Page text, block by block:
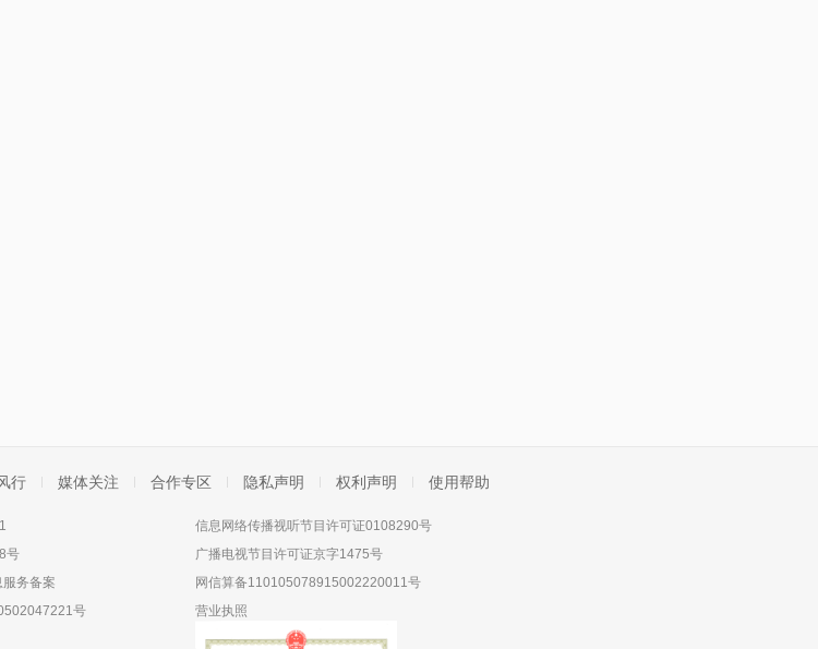
行 媒体关注 合作专区 隐私声明 权利声明 使用帮助
号
务备案
号
信息网络传播视听节目许可证0108290号
广播电视节目许可证京字1475号
网信算备110105078915002220011号
营业执照